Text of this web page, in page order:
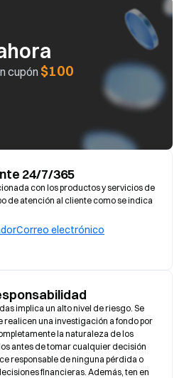
cupón $100
24/7/365
con los productos y servicios de
de atención al cliente como se indica
Correo electrónico
implica un alto nivel de riesgo. Se
realicen una investigación a fondo por
la naturaleza de los
antes de tomar cualquier decisión
responsable de ninguna pérdida o
financieras. Además, ten en